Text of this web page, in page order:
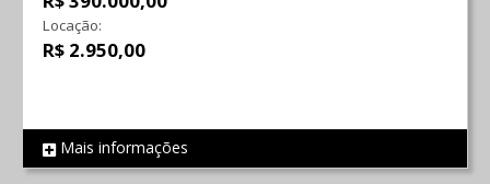
REF 786
Locação:
R$ 2.950,00
Mais informações